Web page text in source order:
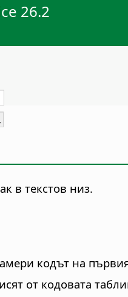
26.2
в текстов низ.
кодът на
от кодовата